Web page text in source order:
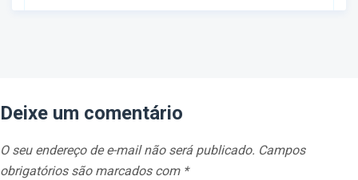
Deixe um comentário
O seu endereço de e-mail não será publicado. Campos
obrigatórios são marcados com *